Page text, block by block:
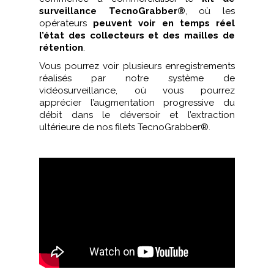
surveillance TecnoGrabber®, où les
opérateurs peuvent voir en temps réel
l’état des collecteurs et des mailles de
rétention.
Vous pourrez voir plusieurs enregistrements
réalisés par notre système de
vidéosurveillance, où vous pourrez
apprécier l’augmentation progressive du
débit dans le déversoir et l’extraction
ultérieure de nos filets TecnoGrabber®.